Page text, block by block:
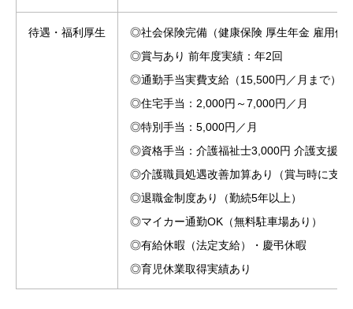
待遇・福利厚生
◎社会保険完備（健康保険 厚生年金 雇用保
◎賞与あり 前年度実績：年2回
◎通勤手当実費支給（15,500円／月まで）
◎住宅手当：2,000円～7,000円／月
◎特別手当：5,000円／月
◎資格手当：介護福祉士3,000円 介護支援専
◎介護職員処遇改善加算あり（賞与時に支給
◎退職金制度あり（勤続5年以上）
◎マイカー通勤OK（無料駐車場あり）
◎有給休暇（法定支給）・慶弔休暇
◎育児休業取得実績あり